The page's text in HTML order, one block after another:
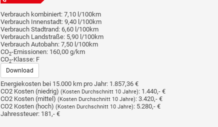
Verbrauch kombiniert: 7,10 l/100km
Verbrauch Innenstadt: 9,40 l/100km
Verbrauch Stadtrand: 6,60 l/100km
Verbrauch Landstraße: 5,90 l/100km
Verbrauch Autobahn: 7,50 l/100km
CO2-Emissionen: 160,00 g/km
CO2-Klasse: F
Download
Energiekosten bei 15.000 km pro Jahr: 1.857,36 €
CO2 Kosten (niedrig) (Kosten Durchschnitt 10 Jahre): 1.440,- €
CO2 Kosten (mittel) (Kosten Durchschnitt 10 Jahre): 3.420,- €
CO2 Kosten (hoch) (Kosten Durchschnitt 10 Jahre): 5.280,- €
Jahressteuer: 181,- €